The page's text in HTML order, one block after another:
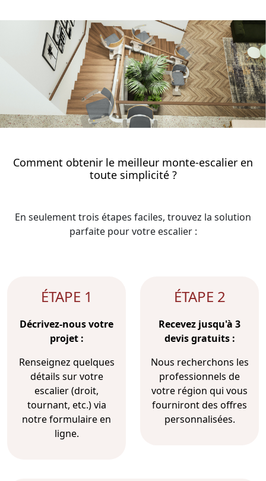
Comment obtenir le meilleur monte-escalier en
toute simplicité ?
En seulement trois étapes faciles, trouvez la solution
parfaite pour votre escalier :
ÉTAPE 1
Décrivez-nous votre
projet :
Renseignez quelques
détails sur votre
escalier (droit,
tournant, etc.) via
notre formulaire en
ligne.
ÉTAPE 2
Recevez jusqu'à 3
devis gratuits :
Nous recherchons les
professionnels de
votre région qui vous
fourniront des offres
personnalisées.